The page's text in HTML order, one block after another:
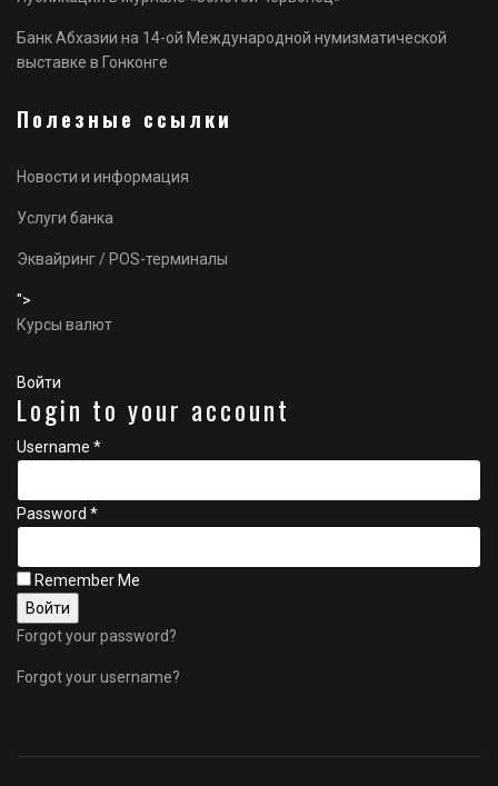
Банк Абхазии на 14-ой Международной нумизматической
выставке в Гонконге
Полезные ссылки
Новости и информация
Услуги банка
Эквайринг / POS-терминалы
">
Курсы валют
Войти
Login to your account
Username *
Password *
Remember Me
Forgot your password?
Forgot your username?